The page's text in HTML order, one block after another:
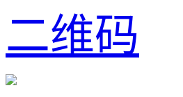
二维码